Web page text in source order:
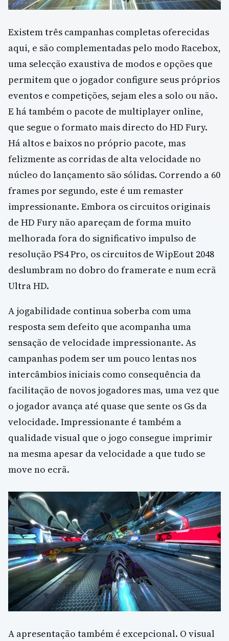
Existem três campanhas completas oferecidas
aqui, e são complementadas pelo modo Racebox,
uma selecção exaustiva de modos e opções que
permitem que o jogador configure seus próprios
eventos e competições, sejam eles a solo ou não.
E há também o pacote de multiplayer online,
que segue o formato mais directo do HD Fury.
Há altos e baixos no próprio pacote, mas
felizmente as corridas de alta velocidade no
núcleo do lançamento são sólidas. Correndo a 60
frames por segundo, este é um remaster
impressionante. Embora os circuitos originais
de HD Fury não apareçam de forma muito
melhorada fora do significativo impulso de
resolução PS4 Pro, os circuitos de WipEout 2048
deslumbram no dobro do framerate e num ecrã
Ultra HD.
A jogabilidade continua soberba com uma
resposta sem defeito que acompanha uma
sensação de velocidade impressionante. As
campanhas podem ser um pouco lentas nos
intercâmbios iniciais como consequência da
facilitação de novos jogadores mas, uma vez que
o jogador avança até quase que sente os Gs da
velocidade. Impressionante é também a
qualidade visual que o jogo consegue imprimir
na mesma apesar da velocidade a que tudo se
move no ecrã.
A apresentação também é excepcional. O visual